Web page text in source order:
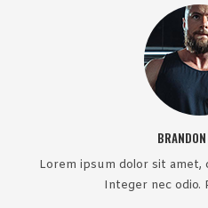
Lorem ipsum dolor sit amet,
Integer nec odio.